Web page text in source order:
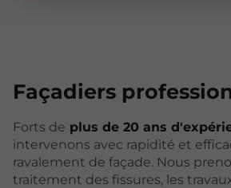
Façadiers
Forts de plus de 20 ans
intervenons avec rapidité et
ravalement de façade. Nous
traitement des fissures, les